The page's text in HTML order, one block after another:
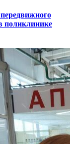
поликлинике